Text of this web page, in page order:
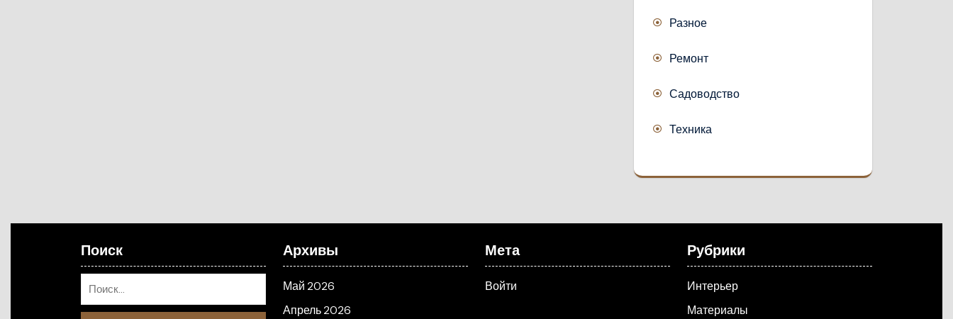
Разное
Ремонт
Садоводство
Техника
Поиск Архивы
Май 2026
Апрель 2026
Мета
Войти
Рубрики
Интерьер
Материалы